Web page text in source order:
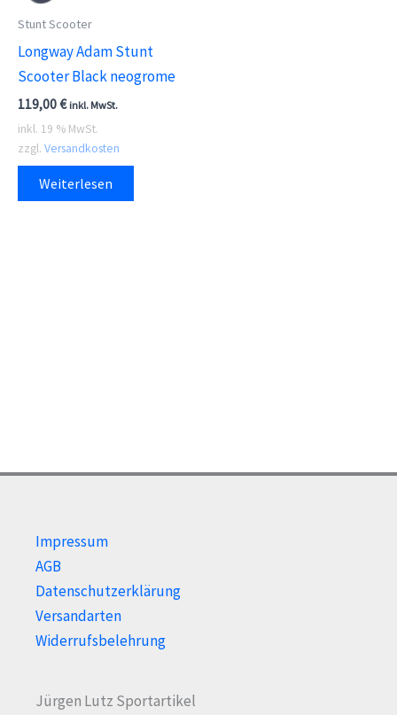
Stunt Scooter
Longway Adam Stunt
Scooter Black neogrome
119,00€ inkl. MwSt.
inkl. 19 % MwSt.
zzgl. Versandkosten
Weiterlesen
Impressum
AGB
Datenschutzerklärung
Versandarten
Widerrufsbelehrung
Jürgen Lutz Sportartikel